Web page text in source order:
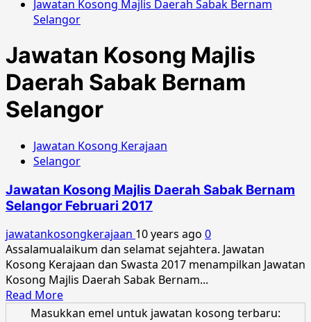
Jawatan Kosong Majlis Daerah Sabak Bernam
Selangor
Jawatan Kosong Majlis
Daerah Sabak Bernam
Selangor
Jawatan Kosong Kerajaan
Selangor
Jawatan Kosong Majlis Daerah Sabak Bernam
Selangor Februari 2017
jawatankosongkerajaan 10 years ago 0
Assalamualaikum dan selamat sejahtera. Jawatan
Kosong Kerajaan dan Swasta 2017 menampilkan Jawatan
Kosong Majlis Daerah Sabak Bernam...
Read MoreRead
more
Masukkan emel untuk jawatan kosong terbaru: